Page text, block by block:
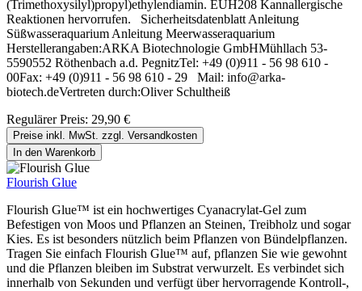
(Trimethoxysilyl)propyl)ethylendiamin. EUH208 Kannallergische
Reaktionen hervorrufen. Sicherheitsdatenblatt Anleitung
Süßwasseraquarium Anleitung Meerwasseraquarium
Herstellerangaben:ARKA Biotechnologie GmbHMühllach 53-
5590552 Röthenbach a.d. PegnitzTel: +49 (0)911 - 56 98 610 -
00Fax: +49 (0)911 - 56 98 610 - 29 Mail: info@arka-
biotech.deVertreten durch:Oliver Schultheiß
Regulärer Preis: 29,90 €
Preise inkl. MwSt. zzgl. Versandkosten
In den Warenkorb
Flourish Glue
Flourish Glue™ ist ein hochwertiges Cyanacrylat-Gel zum
Befestigen von Moos und Pflanzen an Steinen, Treibholz und sogar
Kies. Es ist besonders nützlich beim Pflanzen von Bündelpflanzen.
Tragen Sie einfach Flourish Glue™ auf, pflanzen Sie wie gewohnt
und die Pflanzen bleiben im Substrat verwurzelt. Es verbindet sich
innerhalb von Sekunden und verfügt über hervorragende Kontroll-,